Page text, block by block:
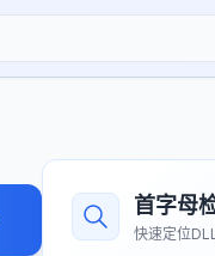
首字母
快速定位